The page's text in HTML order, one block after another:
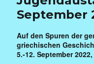
September
Auf den Spuren der
griechischen
5.-12. September